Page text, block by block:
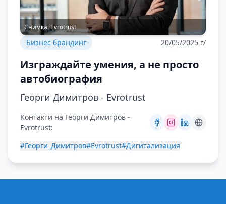
Снимка:Evrotrust
Бизнес брандинг 20/05/2025 г/
Изграждайте умения, а не просто
автобиография
Георги Димитров - Evrotrust
Контакти на Георги Димитров -
Evrotrust:
#Георги_Димитров#Evrotrust#Дигитализация